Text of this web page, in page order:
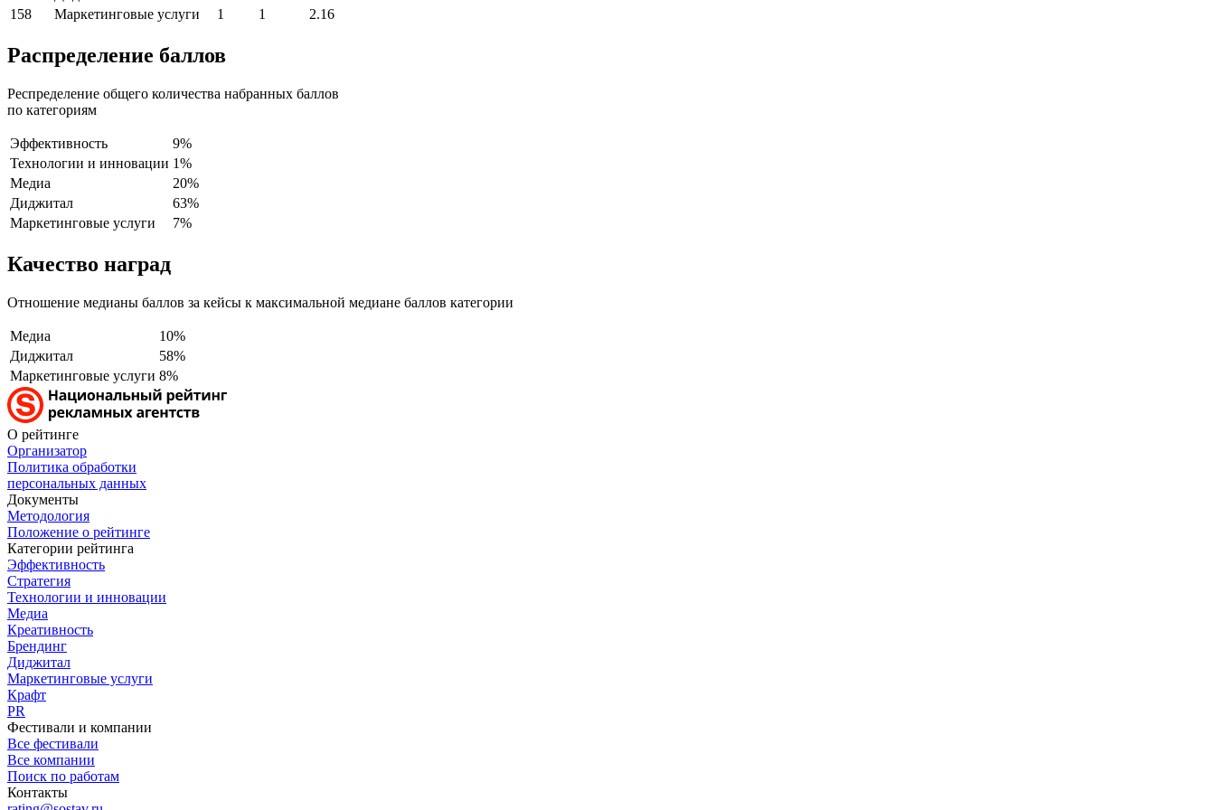
158
Маркетинговые услуги 1 1 2.16
Распределение баллов
Респределение общего количества набранных баллов
по категориям
Эффективность
9%
Технологии и инновации 1%
Медиа
20%
Диджитал
63%
Маркетинговые услуги
7%
Качество наград
Отношение медианы баллов за кейсы к максимальной медиане баллов категории
Медиа
10%
Диджитал
58%
Маркетинговые услуги 8%
О рейтинге
Организатор
Политика обработки
персональных данных
Документы
Методология
Положение о рейтинге
Категории рейтинга
Эффективность
Стратегия
Технологии и инновации
Медиа
Креативность
Брендинг
Диджитал
Маркетинговые услуги
Крафт
PR
Фестивали и компании
Все фестивали
Все компании
Поиск по работам
Контакты